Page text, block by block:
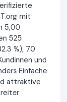
mit
5,00
525
%), 70
und
Einfache
attraktive